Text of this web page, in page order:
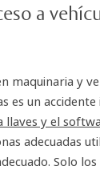
a
maquinaria y
es un
y el
adecuadas
Solo